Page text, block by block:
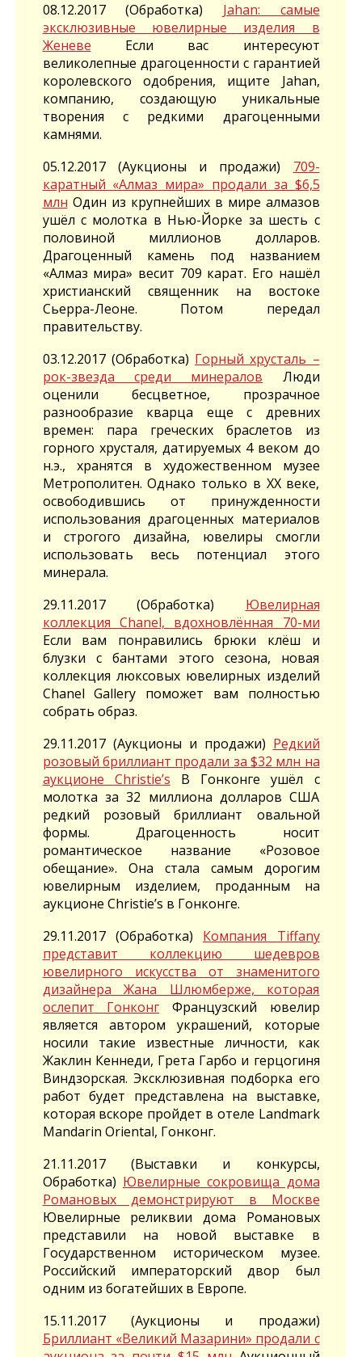
08.12.2017 (Обработка) Jahan: самые
эксклюзивные ювелирные изделия в
Женеве Если вас интересуют
великолепные драгоценности с гарантией
королевского одобрения, ищите Jahan,
компанию, создающую уникальные
творения с редкими драгоценными
камнями.
05.12.2017 (Аукционы и продажи) 709-
каратный «Алмаз мира» продали за $6,5
млн Один из крупнейших в мире алмазов
ушёл с молотка в Нью-Йорке за шесть с
половиной миллионов долларов.
Драгоценный камень под названием
«Алмаз мира» весит 709 карат. Его нашёл
христианский священник на востоке
Сьерра-Леоне. Потом передал
правительству.
03.12.2017 (Обработка) Горный хрусталь –
рок-звезда среди минералов Люди
оценили бесцветное, прозрачное
разнообразие кварца еще с древних
времен: пара греческих браслетов из
горного хрусталя, датируемых 4 веком до
н.э., хранятся в художественном музее
Метрополитен. Однако только в XX веке,
освободившись от принужденности
использования драгоценных материалов
и строгого дизайна, ювелиры смогли
использовать весь потенциал этого
минерала.
29.11.2017 (Обработка) Ювелирная
коллекция Chanel, вдохновлённая 70-ми
Если вам понравились брюки клёш и
блузки с бантами этого сезона, новая
коллекция люксовых ювелирных изделий
Chanel Gallery поможет вам полностью
собрать образ.
29.11.2017 (Аукционы и продажи) Редкий
розовый бриллиант продали за $32 млн на
аукционе Christie’s В Гонконге ушёл с
молотка за 32 миллиона долларов США
редкий розовый бриллиант овальной
формы. Драгоценность носит
романтическое название «Розовое
обещание». Она стала самым дорогим
ювелирным изделием, проданным на
аукционе Christie’s в Гонконге.
29.11.2017 (Обработка) Компания Tiffany
представит коллекцию шедевров
ювелирного искусства от знаменитого
дизайнера Жана Шлюмберже, которая
ослепит Гонконг Французский ювелир
является автором украшений, которые
носили такие известные личности, как
Жаклин Кеннеди, Грета Гарбо и герцогиня
Виндзорская. Эксклюзивная подборка его
работ будет представлена на выставке,
которая вскоре пройдет в отеле Landmark
Mandarin Oriental, Гонконг.
21.11.2017 (Выставки и конкурсы,
Обработка) Ювелирные сокровища дома
Романовых демонстрируют в Москве
Ювелирные реликвии дома Романовых
представили на новой выставке в
Государственном историческом музее.
Российский императорский двор был
одним из богатейших в Европе.
15.11.2017 (Аукционы и продажи)
Бриллиант «Великий Мазарини» продали с